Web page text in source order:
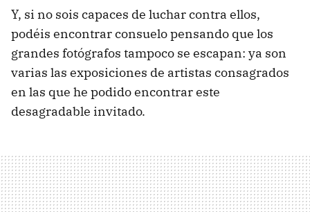
Y, si no sois capaces de luchar contra ellos,
podéis encontrar consuelo pensando que los
grandes fotógrafos tampoco se escapan: ya son
varias las exposiciones de artistas consagrados
en las que he podido encontrar este
desagradable invitado.